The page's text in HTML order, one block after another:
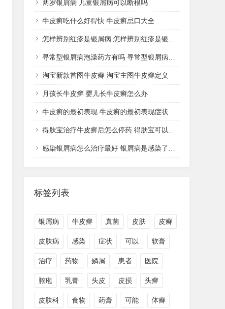
两岁银屑病 儿童银屑病可以断根吗
牛皮癣吃什么好得快 牛皮癣忌口大全
怎样辨别红疹是银屑病 怎样辨别红疹是银屑病还是湿疹
寻常型银屑病泡澡药方有吗 寻常型银屑病用什么药洗
淘宝新款首图牛皮癣 淘宝主图牛皮癣定义
月孩长牛皮癣 婴儿长牛皮癣怎么办
牛皮癣的最初表现 牛皮癣的最初表现症状
得肤宝治疗牛皮癣后怎么停药 得肤宝可以治疗湿疹吗
感染银屑病怎么治疗最好 银屑病是感染了什么病菌
标签列表
银屑病 牛皮癣 真菌 皮肤 皮癣
皮肤病 感染 症状 可以 软膏
治疗 药物 鳞屑 患者 医院
脓疱 乳膏 头皮 皮损 头癣
皮肤科 食物 药膏 可能 体癣